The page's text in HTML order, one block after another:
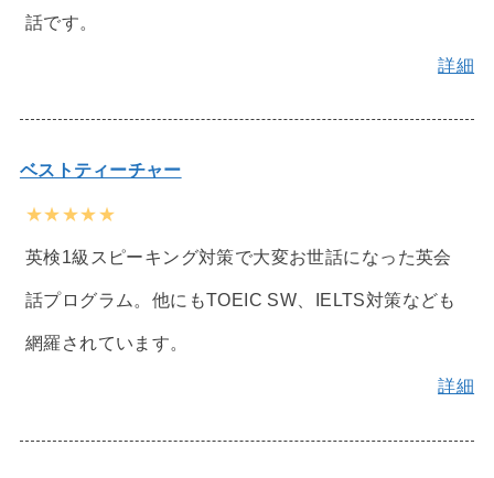
話です。
詳細
ベストティーチャー
★★★★★
英検1級スピーキング対策で大変お世話になった英会
話プログラム。他にもTOEIC SW、IELTS対策なども
網羅されています。
詳細